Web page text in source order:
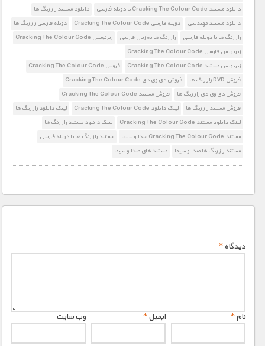
دانلود مستند Cracking The Colour Code با دوبله فارسی
دانلود مستند راز رنگ ها
دانلود مستند مهندسی
دوبله فارسی Cracking The Colour Code
دوبله فارسی راز رنگ ها
راز رنگ ها با دوبله فارسی
راز رنگ ها به زبان فارسی
زیرنویس Cracking The Colour Code
زیرنویس فارسی Cracking The Colour Code
زیرنویس مستند Cracking The Colour Code
فروش Cracking The Colour Code
فروش DVD راز رنگ ها
فروش دی وی دی Cracking The Colour Code
فروش دی وی دی راز رنگ ها
فروش مستند Cracking The Colour Code
فروش مستند راز رنگ ها
لینک دانلود Cracking The Colour Code
لینک دانلود راز رنگ ها
لینک دانلود مستند Cracking The Colour Code
لینک دانلود مستند راز رنگ ها
مستند Cracking The Colour Code صدا و سیما
مستند راز رنگ ها با دوبله فارسی
مستند راز رنگ ها صدا و سیما
مستند های صدا و سیما
دیدگاه*
نام* ایمیل* وب‌ سایت